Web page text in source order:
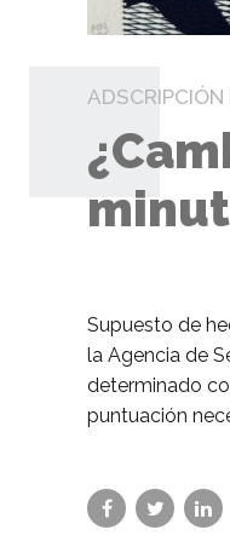
ADSCRIPCIÓN
Supuesto de
la Agencia de
determinado
puntuación